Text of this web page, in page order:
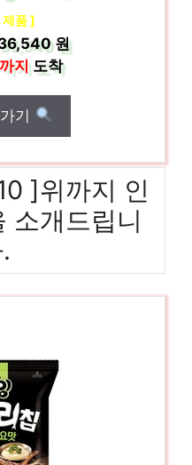
제품 ]
원
까지도착
기
]위까지 인
소개드립니